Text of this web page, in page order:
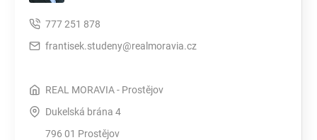
777 251 878
frantisek.studeny@realmoravia.cz
REAL MORAVIA - Prostějov
Dukelská brána 4
796 01 Prostějov